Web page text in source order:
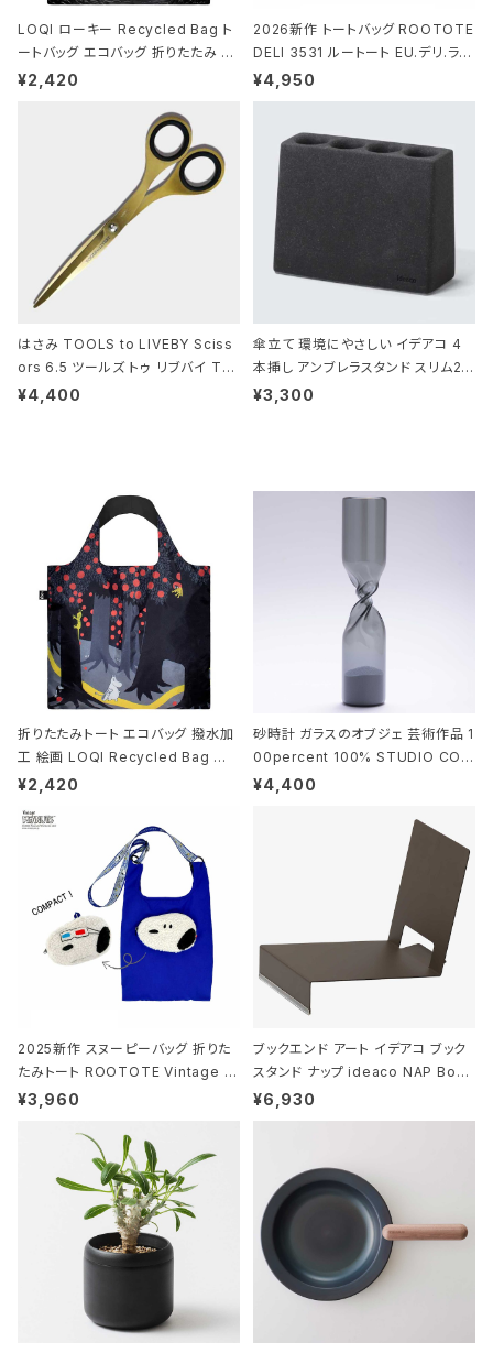
LOQI ローキー Recycled Bag ト
ートバッグ エコバッグ 折りたたみ 大
きめ 撥水加工 収納ポーチ CROCO
¥2,420
2026新作 トートバッグ ROOTOTE
DELI 3531 ルートート EU.デリ.ラミ
ネート-W サックス・ホワイト
¥4,950
はさみ TOOLS to LIVEBY Sciss
ors 6.5 ツールズ トゥ リブバイ TL
010 シザーズ 6.5 ゴールド
¥4,400
傘立て 環境にやさしい イデアコ 4
本挿し アンブレラスタンド スリム2 i
deaco Umbrella Stand slim2 s
¥3,300
折りたたみトート エコバッグ 撥水加
工 絵画 LOQI Recycled Bag ロ
ーキー 大きめ トートバッグ MOOMI
¥2,420
砂時計 ガラスのオブジェ 芸術作品 1
00percent 100% STUDIO COH
AKU Timeless 100パーセント ス
¥4,400
2025新作 スヌーピーバッグ 折りた
たみトート ROOTOTE Vintage P
EANUTS ROO-shopper mid 84
ド.ピーナッツ-0P 3Dグラス
¥3,960
ブックエンド アート イデアコ ブック
スタンド ナップ ideaco NAP Book
stand ブラウン
¥6,930